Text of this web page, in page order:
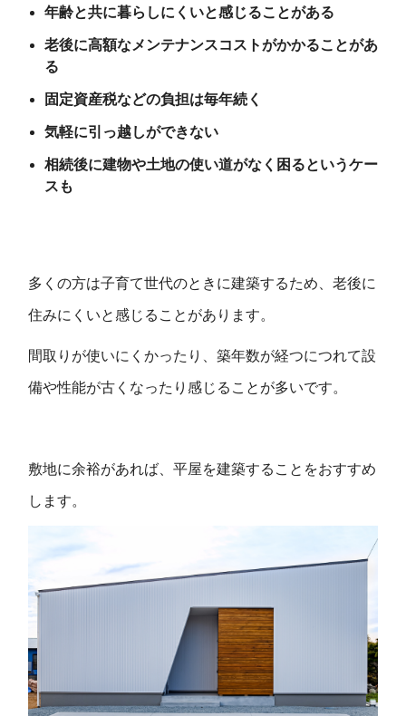
年齢と共に暮らしにくいと感じることがある
老後に高額なメンテナンスコストがかかることがあ
る
固定資産税などの負担は毎年続く
気軽に引っ越しができない
相続後に建物や土地の使い道がなく困るというケー
スも
多くの方は子育て世代のときに建築するため、老後に
住みにくいと感じることがあります。
間取りが使いにくかったり、築年数が経つにつれて設
備や性能が古くなったり感じることが多いです。
敷地に余裕があれば、平屋を建築することをおすすめ
します。